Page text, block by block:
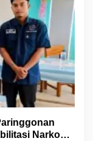
Narkoba